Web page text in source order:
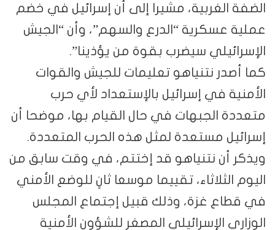
الغربية، مشيرا إلى أن إسرائيل في خضم
عسكرية “الدرع والسهم”، وأن “الجيش
سيضرب بقوة من يؤذينا”.
نتنياهو تعليمات للجيش والقوات
في إسرائيل بالإستعداد لأي حرب
الجبهات في حال القيام بها، موضحا أن
مستعدة لمثل هذه الحرب المتعددة.
أن نتنياهو قد إختتم، في وقت سابق من
تقييما موسعا ثانٍ للوضع الأمني
غزة، وذلك قبيل إجتماع المجلس
الإسرائيلي المصغر للشؤون الأمنية